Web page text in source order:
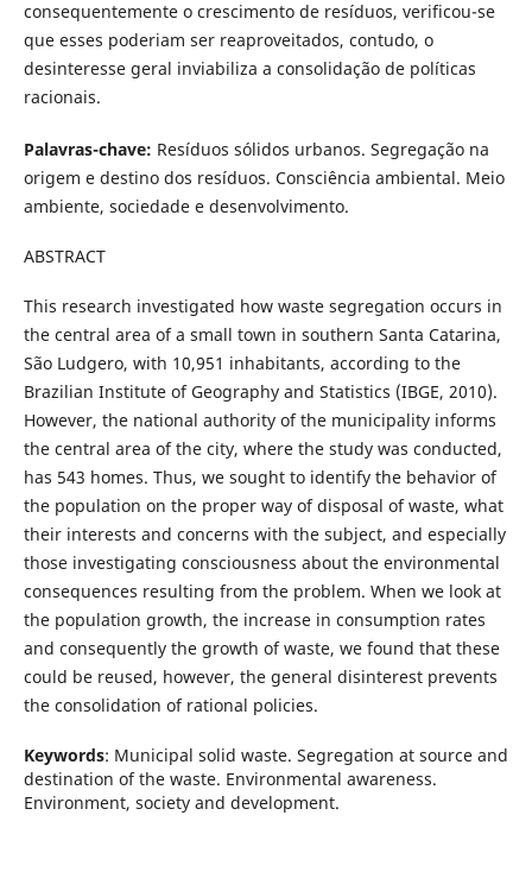
consequentemente o crescimento de resíduos, verificou-se
que esses poderiam ser reaproveitados, contudo, o
desinteresse geral inviabiliza a consolidação de políticas
racionais.
Palavras-chave: Resíduos sólidos urbanos. Segregação na
origem e destino dos resíduos. Consciência ambiental. Meio
ambiente, sociedade e desenvolvimento.
ABSTRACT
This research investigated how waste segregation occurs in
the central area of a small town in southern Santa Catarina,
São Ludgero, with 10,951 inhabitants, according to the
Brazilian Institute of Geography and Statistics (IBGE, 2010).
However, the national authority of the municipality informs
the central area of the city, where the study was conducted,
has 543 homes. Thus, we sought to identify the behavior of
the population on the proper way of disposal of waste, what
their interests and concerns with the subject, and especially
those investigating consciousness about the environmental
consequences resulting from the problem. When we look at
the population growth, the increase in consumption rates
and consequently the growth of waste, we found that these
could be reused, however, the general disinterest prevents
the consolidation of rational policies.
Keywords: Municipal solid waste. Segregation at source and
destination of the waste. Environmental awareness.
Environment, society and development.